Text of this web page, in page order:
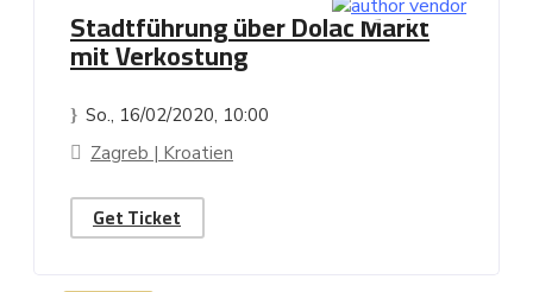
Stadtführung über Dolac Markt
mit Verkostung
So., 16/02/2020, 10:00
Zagreb | Kroatien
Get Ticket